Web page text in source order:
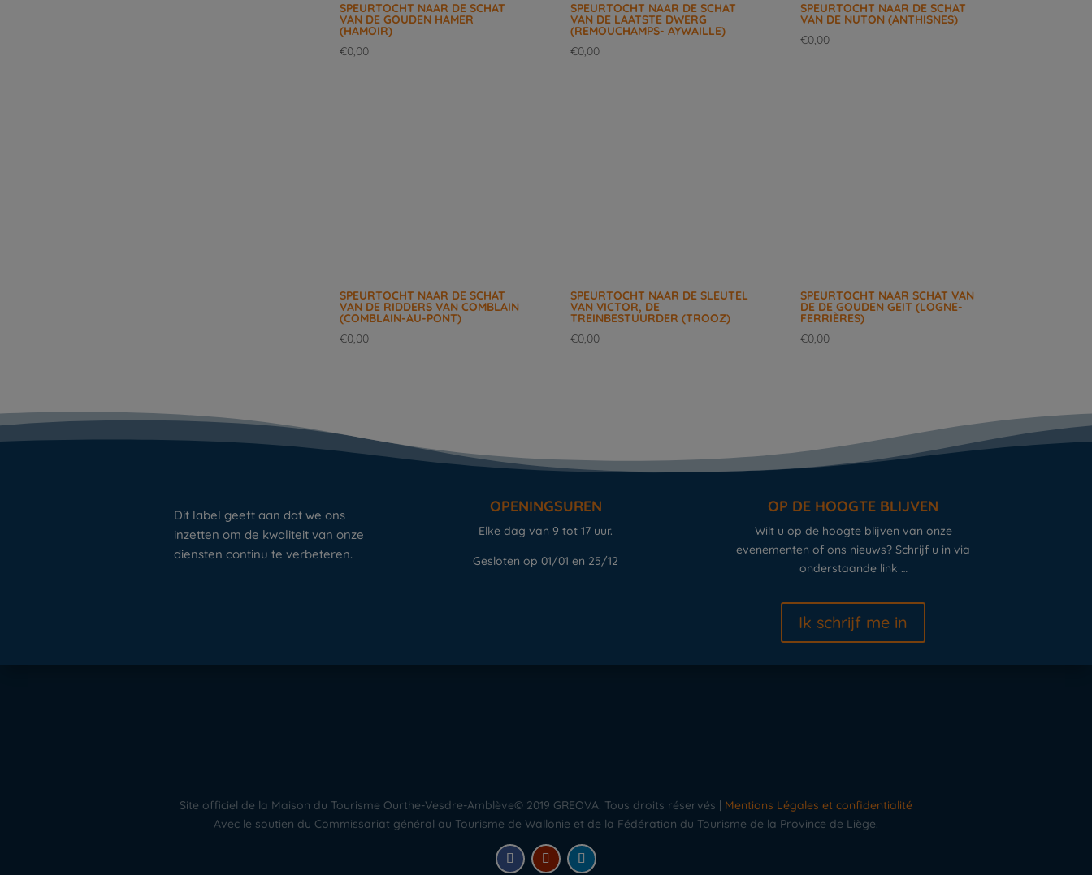
SPEURTOCHT NAAR DE SCHAT
VAN DE GOUDEN HAMER
(HAMOIR)
€0,00
SPEURTOCHT NAAR DE SCHAT
VAN DE LAATSTE DWERG
(REMOUCHAMPS- AYWAILLE)
€0,00
SPEURTOCHT NAAR DE SCHAT
VAN DE NUTON (ANTHISNES)
€0,00
SPEURTOCHT NAAR DE SCHAT
VAN DE RIDDERS VAN COMBLAIN
(COMBLAIN-AU-PONT)
€0,00
SPEURTOCHT NAAR DE SLEUTEL
VAN VICTOR, DE
TREINBESTUURDER (TROOZ)
€0,00
SPEURTOCHT NAAR SCHAT VAN
DE DE GOUDEN GEIT (LOGNE-
FERRIÈRES)
€0,00
Dit label geeft aan dat we ons
inzetten om de kwaliteit van onze
diensten continu te verbeteren.
OPENINGSUREN
Elke dag van 9 tot 17 uur.
Gesloten op 01/01 en 25/12
OP DE HOOGTE BLIJVEN
Wilt u op de hoogte blijven van onze
evenementen of ons nieuws? Schrijf u in via
onderstaande link …
Ik schrijf me in
Site officiel de la Maison du Tourisme Ourthe-Vesdre-Amblève© 2019 GREOVA. Tous droits réservés | Mentions Légales et confidentialité
Avec le soutien du Commissariat général au Tourisme de Wallonie et de la Fédération du Tourisme de la Province de Liège.